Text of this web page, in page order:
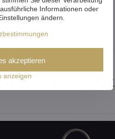
der
Informationen oder
ändern.
anzeigen
akzeptieren